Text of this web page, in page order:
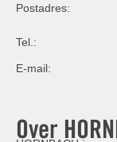
Postadres:
Tel.:
E-mail:
Over